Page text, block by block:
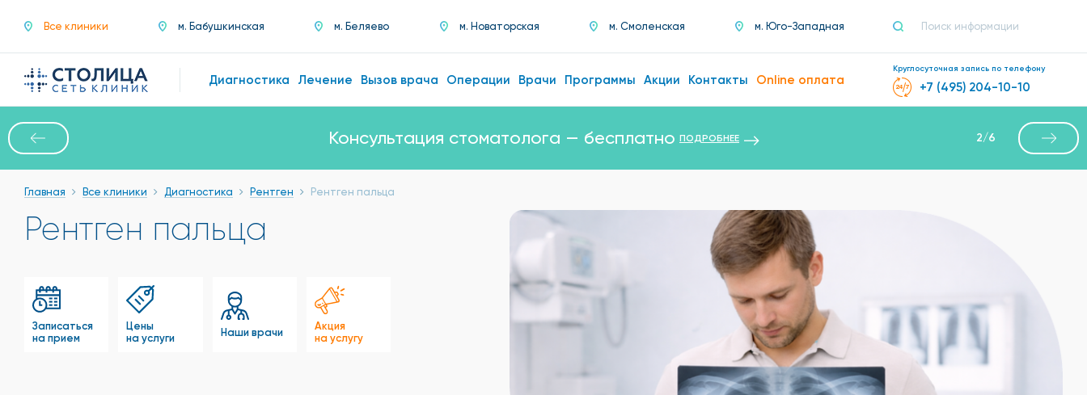
Все клиники м. Бабушкинская м. Беляево м. Новаторская м. Смоленская м. Юго-Западная
Диагностика Лечение Вызов врача Операции Врачи Программы Акции Контакты Online оплата
Круглосуточная запись по телефону
+7 (495) 204-10-10
Консультация стоматолога — бесплатно ПОДРОБНЕЕ 2/6
Главная Все клиники Диагностика Рентген Рентген пальца
Рентген пальца
Записаться
на прием
Цены
на услуги
Наши врачи
Акция
на услугу